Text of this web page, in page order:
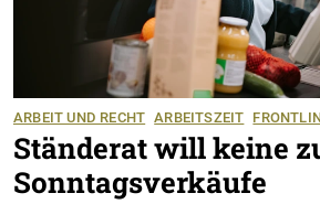
ARBEIT UND RECHT ARBEITSZEIT
Ständerat will keine
Sonntagsverkäufe